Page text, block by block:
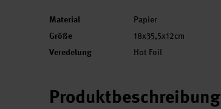
Material Papier
Größe 18x35,5x12cm
Veredelung Hot Foil
Produktbeschreibung